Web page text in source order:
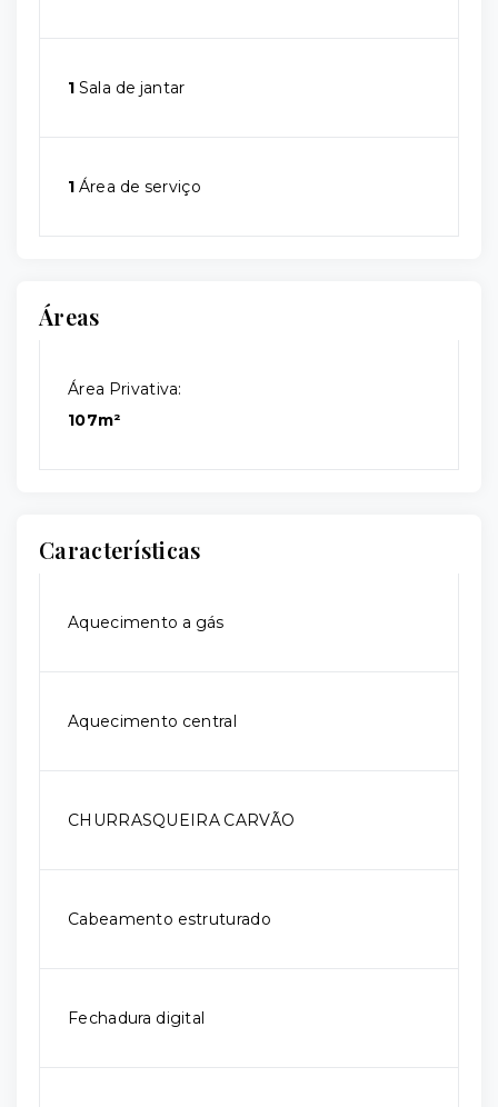
1 Sala de jantar
1 Área de serviço
Áreas
Área Privativa:
107m²
Características
Aquecimento a gás
Aquecimento central
CHURRASQUEIRA CARVÃO
Cabeamento estruturado
Fechadura digital